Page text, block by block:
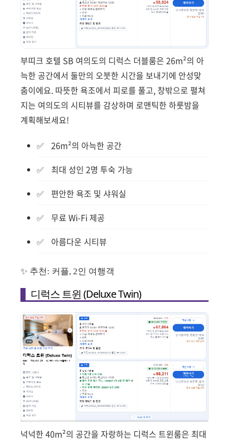
부띠크 호텔 SB 여의도의 디럭스 더블룸은 26m²의 아
늑한 공간에서 둘만의 오붓한 시간을 보내기에 안성맞
춤이에요. 따뜻한 욕조에서 피로를 풀고, 창밖으로 펼쳐
지는 여의도의 시티뷰를 감상하며 로맨틱한 하룻밤을
계획해보세요!
26m²의 아늑한 공간
최대 성인 2명 투숙 가능
편안한 욕조 및 샤워실
무료 Wi-Fi 제공
아름다운 시티뷰
✨ 추천: 커플, 2인 여행객
디럭스 트윈 (Deluxe Twin)
넉넉한 40m²의 공간을 자랑하는 디럭스 트윈룸은 최대